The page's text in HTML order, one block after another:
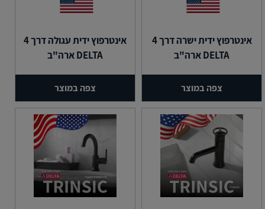
אינטרפוץ ידית ישרה דרך 4
DELTA ארה"ב
צפה במוצר
אינטרפוץ ידית עגולה דרך 4
DELTA ארה"ב
צפה במוצר